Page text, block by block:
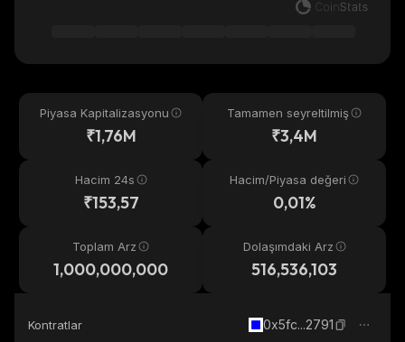
Piyasa Kapitalizasyonu
₹1,76M
Tamamen seyreltilmiş
₹3,4M
Hacim 24s
₹153,57
Hacim/Piyasa değeri
0,01%
Toplam Arz
1,000,000,000
Dolaşımdaki Arz
516,536,103
Kontratlar 0x5fc...2791